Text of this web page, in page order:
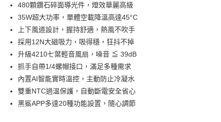
【「AFTEE先享後付」結帳流程】
１．於結帳方式選擇「AFTEE先享後付」後，將跳轉至「AFTEE先享後付」
２．訂單成立數日內，您將收到繳費通知簡訊。
３．收到繳費通知簡訊後14天內，點擊此簡訊中的連結，可透過四大超商／
ATM／網路銀行／等多元方式進行付款，方視為交易完成。
※ 請注意：結帳手續完成當下不需立刻繳費，但若您需要取消訂單，請聯絡
購買商品的店家。未經商家同意取消之訂單仍視為有效，需透過AFTEE先享
後付繳納相關費用。
是否繳費成功／繳費後需取消欲退款等相關疑問，請聯繫「AFTEE先享後付
客戶支援中心」https://netprotections.freshdesk.com/support/home
每筆NT$150
付款後全家取貨
7-11取貨付款
每筆NT$80，滿NT$1,500(含以上)免運費
付款後7-11取貨
每筆NT$80，滿NT$1,500(含以上)免運費
480顆鑽石碎面導光件，燈效華麗高級
35W超大功率，單體空載降溫高達45°C
上下風道設計，握持舒適，熱風不吹手
採用12N大磁吸力，吸得穩，狂抖不掉
升級4210七葉輕音風扇，噪音 ≦ 39dB
抓手自帶1/4螺帽接口，滿足多種需求
內置AI智能實時溫控，主動防止冷凝水
雙重NTC過溫保護，自動斷電安全省心
黑鯊APP多達20種功能設置，隨心調節